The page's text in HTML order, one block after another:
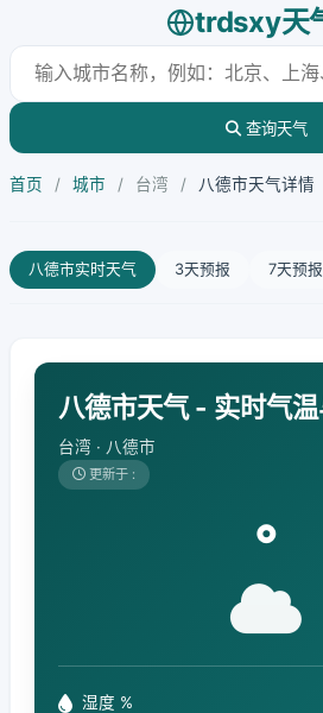
trdsxy天
查询天气
首页 / 城市 / 台湾 / 八德市天气详情
八德市实时天气 3天预报 7天预报
八德市天气 - 实时气
台湾 · 八德市
更新于 :
°
湿度 %